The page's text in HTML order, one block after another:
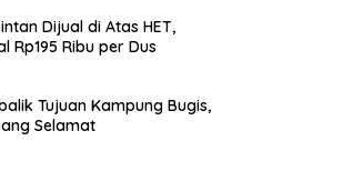
Dijual di Atas HET,
Rp195 Ribu per Dus
Tujuan Kampung Bugis,
Selamat